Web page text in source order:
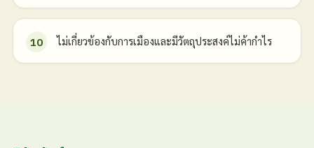
ไม่เกี่ยวข้องกับการเมืองและมีวัตถุประสงค์ไม่ค้ากำไร